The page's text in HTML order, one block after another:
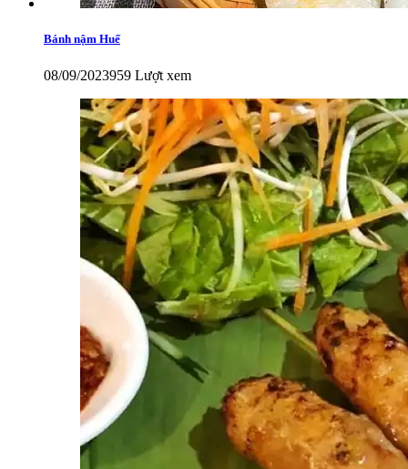
Bánh nậm Huế
08/09/2023959 Lượt xem